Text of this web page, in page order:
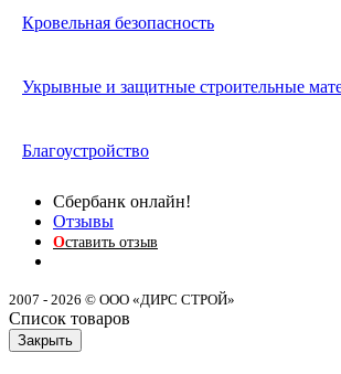
Кровельная безопасность
Укрывные и защитные строительные
Благоустройство
Сбербанк онлайн!
Отзывы
Оставить отзыв
2007 - 2026 © ООО «ДИРС СТРОЙ»
Список товаров
Закрыть